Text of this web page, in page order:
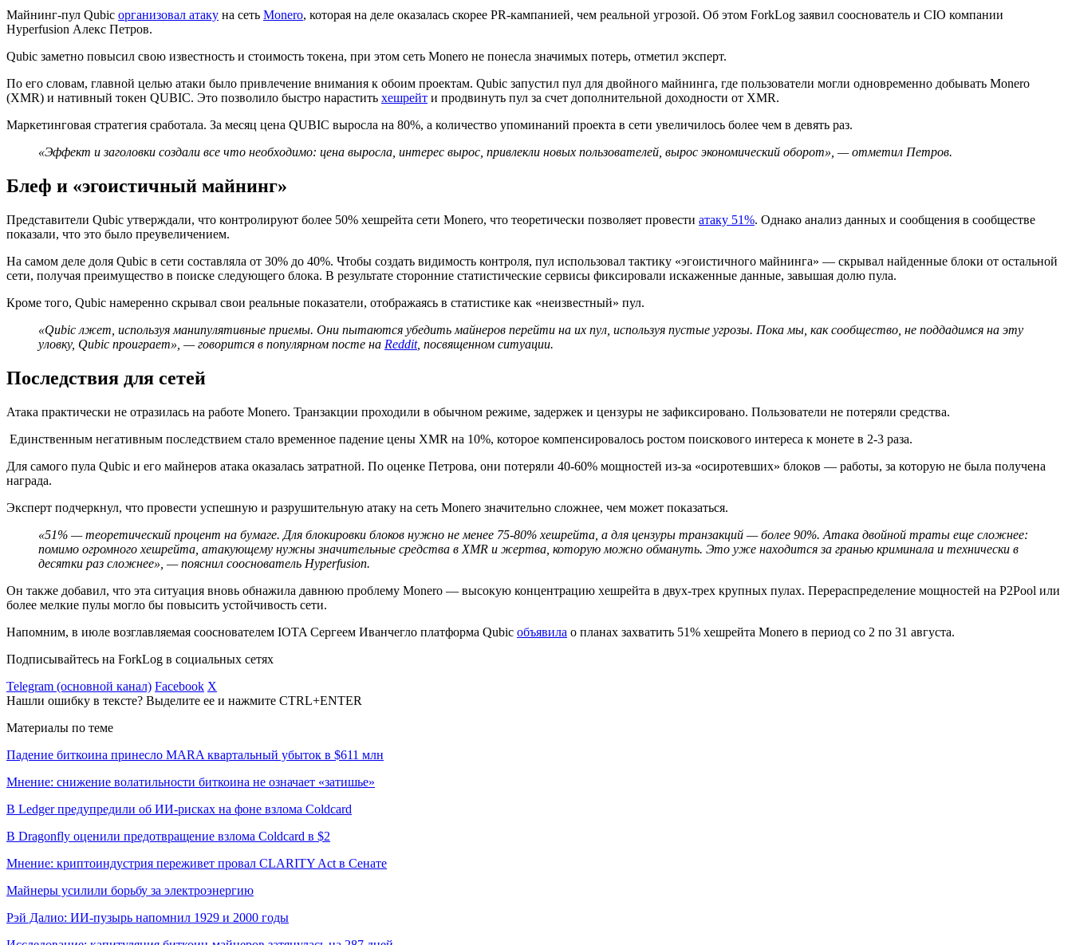
Майнинг-пул Qubic организовал атаку на сеть Monero, которая на деле оказалась скорее PR-кампанией, чем реальной угрозой. Об этом ForkLog заявил сооснователь и CIO компании
Hyperfusion Алекс Петров.
Qubic заметно повысил свою известность и стоимость токена, при этом сеть Monero не понесла значимых потерь, отметил эксперт.
По его словам, главной целью атаки было привлечение внимания к обоим проектам. Qubic запустил пул для двойного майнинга, где пользователи могли одновременно добывать Monero
(XMR) и нативный токен QUBIC. Это позволило быстро нарастить хешрейт и продвинуть пул за счет дополнительной доходности от XMR.
Маркетинговая стратегия сработала. За месяц цена QUBIC выросла на 80%, а количество упоминаний проекта в сети увеличилось более чем в девять раз.
«Эффект и заголовки создали все что необходимо: цена выросла, интерес вырос, привлекли новых пользователей, вырос экономический оборот», — отметил Петров.
Блеф и «эгоистичный майнинг»
Представители Qubic утверждали, что контролируют более 50% хешрейта сети Monero, что теоретически позволяет провести атаку 51%. Однако анализ данных и сообщения в сообществе
показали, что это было преувеличением.
На самом деле доля Qubic в сети составляла от 30% до 40%. Чтобы создать видимость контроля, пул использовал тактику «эгоистичного майнинга» — скрывал найденные блоки от остальной
сети, получая преимущество в поиске следующего блока. В результате сторонние статистические сервисы фиксировали искаженные данные, завышая долю пула.
Кроме того, Qubic намеренно скрывал свои реальные показатели, отображаясь в статистике как «неизвестный» пул.
«Qubic лжет, используя манипулятивные приемы. Они пытаются убедить майнеров перейти на их пул, используя пустые угрозы. Пока мы, как сообщество, не поддадимся на эту
уловку, Qubic проиграет», — говорится в популярном посте на Reddit, посвященном ситуации.
Последствия для сетей
Атака практически не отразилась на работе Monero. Транзакции проходили в обычном режиме, задержек и цензуры не зафиксировано. Пользователи не потеряли средства.
Единственным негативным последствием стало временное падение цены XMR на 10%, которое компенсировалось ростом поискового интереса к монете в 2-3 раза.
Для самого пула Qubic и его майнеров атака оказалась затратной. По оценке Петрова, они потеряли 40-60% мощностей из-за «осиротевших» блоков — работы, за которую не была получена
награда.
Эксперт подчеркнул, что провести успешную и разрушительную атаку на сеть Monero значительно сложнее, чем может показаться.
«51% — теоретический процент на бумаге. Для блокировки блоков нужно не менее 75-80% хешрейта, а для цензуры транзакций — более 90%. Атака двойной траты еще сложнее:
помимо огромного хешрейта, атакующему нужны значительные средства в XMR и жертва, которую можно обмануть. Это уже находится за гранью криминала и технически в
десятки раз сложнее», — пояснил сооснователь Hyperfusion.
Он также добавил, что эта ситуация вновь обнажила давнюю проблему Monero — высокую концентрацию хешрейта в двух-трех крупных пулах. Перераспределение мощностей на P2Pool или
более мелкие пулы могло бы повысить устойчивость сети.
Напомним, в июле возглавляемая сооснователем IOTA Сергеем Иванчегло платформа Qubic объявила о планах захватить 51% хешрейта Monero в период со 2 по 31 августа.
Подписывайтесь на ForkLog в социальных сетях
Telegram (основной канал) Facebook X
Нашли ошибку в тексте? Выделите ее и нажмите CTRL+ENTER
Материалы по теме
Падение биткоина принесло MARA квартальный убыток в $611 млн
Мнение: снижение волатильности биткоина не означает «затишье»
В Ledger предупредили об ИИ-рисках на фоне взлома Coldcard
В Dragonfly оценили предотвращение взлома Coldcard в $2
Мнение: криптоиндустрия переживет провал CLARITY Act в Сенате
Майнеры усилили борьбу за электроэнергию
Рэй Далио: ИИ-пузырь напомнил 1929 и 2000 годы